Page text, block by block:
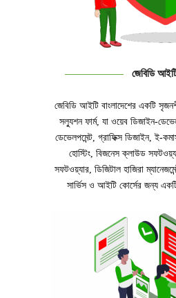
জেবিডি
জেবিডি আইটি বাংলাদেশের একটি
সল্যুশন ফার্ম, যা ওয়েব ডিজাইন-
ডেভেলপমেন্ট, গ্রাফিক্স ডিজাইন, ই-
হোস্টিং, বিজনেস ক্লাউড
সফটওয়্যার, ডিজিটাল হাজিরা
সার্ভিস ও আইটি কোর্সের জন্য